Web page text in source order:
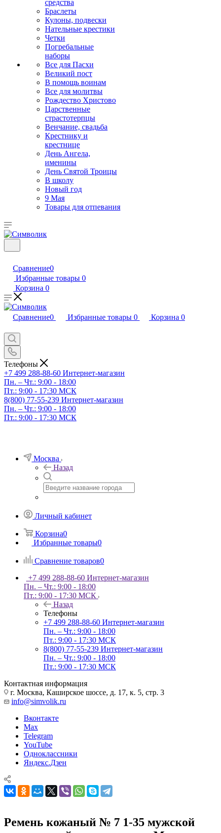
средства
Браслеты
Кулоны, подвески
Нательные крестики
Четки
Погребальные
наборы
Все для Пасхи
Великий пост
В помощь воинам
Все для молитвы
Рождество Христово
Царственные
страстотерпцы
Венчание, свадьба
Крестнику и
крестнице
День Ангела,
именины
День Святой Троицы
В школу
Новый год
9 Мая
Товары для отпевания
Сравнение0
Избранные товары 0
Корзина 0
Сравнение0 Избранные товары 0 Корзина 0
Телефоны
+7 499 288-88-60 Интернет-магазин
Пн. – Чт.: 9:00 - 18:00
Пт.: 9:00 - 17:30 МСК
8(800) 77-55-239 Интернет-магазин
Пн. – Чт.: 9:00 - 18:00
Пт.: 9:00 - 17:30 МСК
Москва
Назад
Личный кабинет
Корзина0
Избранные товары0
Сравнение товаров0
+7 499 288-88-60 Интернет-магазин
Пн. – Чт.: 9:00 - 18:00
Пт.: 9:00 - 17:30 МСК
Назад
Телефоны
+7 499 288-88-60 Интернет-магазин
Пн. – Чт.: 9:00 - 18:00
Пт.: 9:00 - 17:30 МСК
8(800) 77-55-239 Интернет-магазин
Пн. – Чт.: 9:00 - 18:00
Пт.: 9:00 - 17:30 МСК
Контактная информация
г. Москва, Каширское шоссе, д. 17, к. 5, стр. 3
info@simvolik.ru
Вконтакте
Max
Telegram
YouTube
Одноклассники
Яндекс.Дзен
Ремень кожаный № 7 1-35 мужской